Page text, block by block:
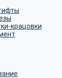
крацовки